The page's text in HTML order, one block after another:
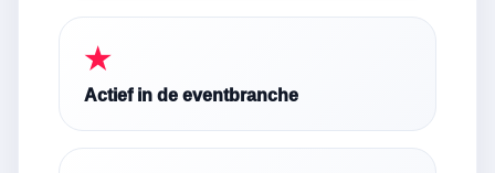
★
Actief in de eventbranche